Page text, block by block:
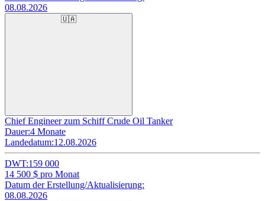
08.08.2026
🇺🇦
Chief Engineer zum Schiff Crude Oil Tanker
Dauer:4 Monate
Landedatum:12.08.2026
DWT:159 000
14 500 $ pro Monat
Datum der Erstellung/Aktualisierung:
08.08.2026